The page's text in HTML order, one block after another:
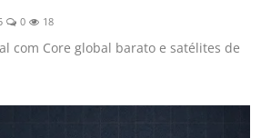
0 18
com Core global barato e satélites de